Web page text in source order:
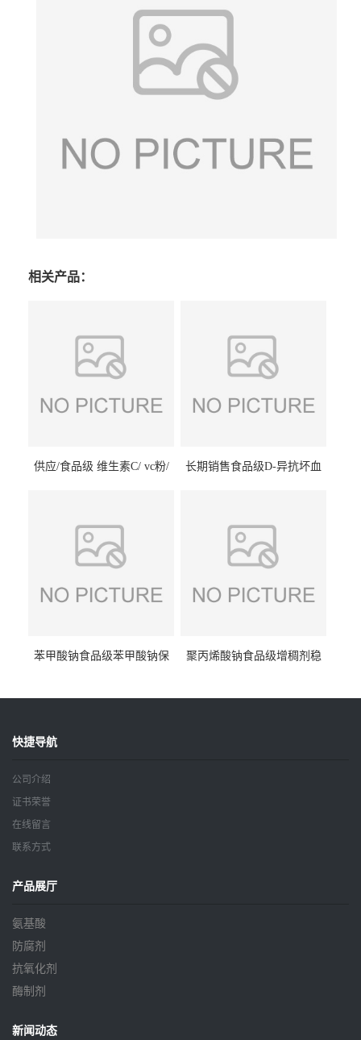
相关产品：
供应/食品级 维生素C/ vc粉/
长期销售食品级D-异抗坏血
苯甲酸钠食品级苯甲酸钠保
聚丙烯酸钠食品级增稠剂稳
快捷导航
公司介绍
证书荣誉
在线留言
联系方式
产品展厅
氨基酸
防腐剂
抗氧化剂
酶制剂
新闻动态